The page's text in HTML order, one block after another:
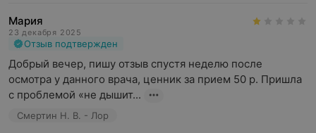
Мария
23 декабря 2025
Отзыв подтвержден
Добрый вечер, пишу отзыв спустя неделю после
осмотра у данного врача, ценник за прием 50 р. Пришла
с проблемой «не дышит...
Смертин Н. В. - Лор